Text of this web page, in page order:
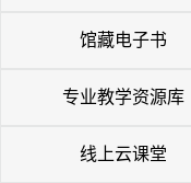
馆藏电子书
专业教学资源库
线上云课堂